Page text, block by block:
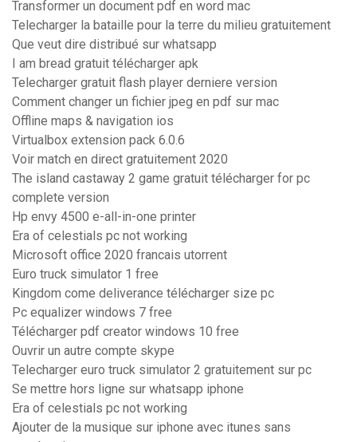
Transformer un document pdf en word mac
Telecharger la bataille pour la terre du milieu gratuitement
Que veut dire distribué sur whatsapp
I am bread gratuit télécharger apk
Telecharger gratuit flash player derniere version
Comment changer un fichier jpeg en pdf sur mac
Offline maps & navigation ios
Virtualbox extension pack 6.0.6
Voir match en direct gratuitement 2020
The island castaway 2 game gratuit télécharger for pc
complete version
Hp envy 4500 e-all-in-one printer
Era of celestials pc not working
Microsoft office 2020 francais utorrent
Euro truck simulator 1 free
Kingdom come deliverance télécharger size pc
Pc equalizer windows 7 free
Télécharger pdf creator windows 10 free
Ouvrir un autre compte skype
Telecharger euro truck simulator 2 gratuitement sur pc
Se mettre hors ligne sur whatsapp iphone
Era of celestials pc not working
Ajouter de la musique sur iphone avec itunes sans